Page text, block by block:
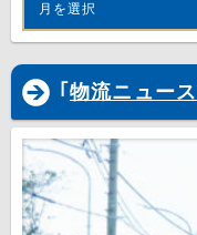
月を選択
｢ 物流ニュース